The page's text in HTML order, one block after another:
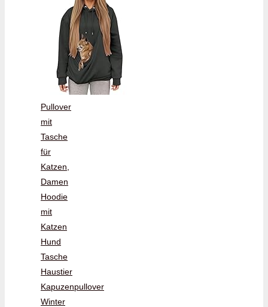
Pullover
mit
Tasche
für
Katzen,
Damen
Hoodie
mit
Katzen
Hund
Tasche
Haustier
Kapuzenpullover
Winter